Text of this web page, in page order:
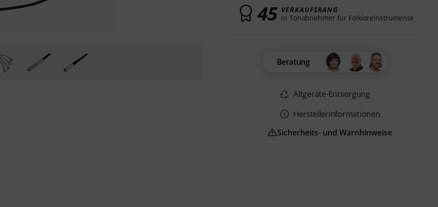
45 VERKAUFSRANG
in Tonabnehmer für Folkloreinstrumente
Beratung
Altgeräte-Entsorgung
Herstellerinformationen
Sicherheits- und Warnhinweise